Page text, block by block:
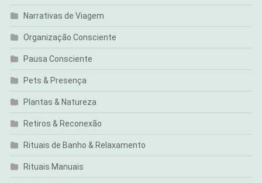
Narrativas de Viagem
Organização Consciente
Pausa Consciente
Pets & Presença
Plantas & Natureza
Retiros & Reconexão
Rituais de Banho & Relaxamento
Rituais Manuais